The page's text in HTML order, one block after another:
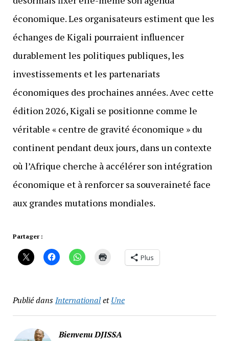
économique. Les organisateurs estiment que les
échanges de Kigali pourraient influencer
durablement les politiques publiques, les
investissements et les partenariats
économiques des prochaines années. Avec cette
édition 2026, Kigali se positionne comme le
véritable « centre de gravité économique » du
continent pendant deux jours, dans un contexte
où l’Afrique cherche à accélérer son intégration
économique et à renforcer sa souveraineté face
aux grandes mutations mondiales.
Partager :
Plus
Publié dansInternationaletUne
Bienvenu DJISSA